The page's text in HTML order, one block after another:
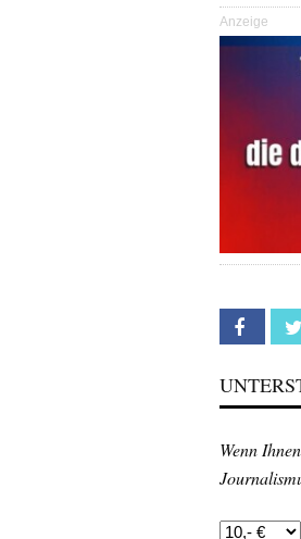
Anzeige
Wenn